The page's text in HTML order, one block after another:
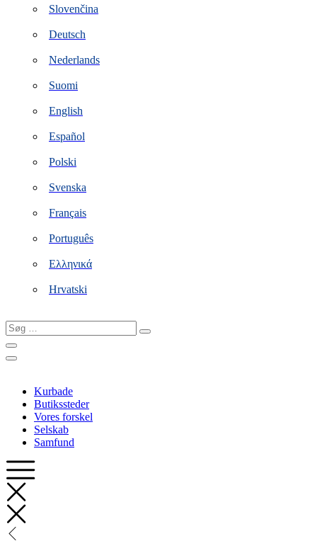
Slovenčina
Deutsch
Nederlands
Suomi
English
Español
Polski
Svenska
Français
Português
Ελληνικά
Hrvatski
Søg
…
Kurbade
Butikssteder
Vores forskel
Selskab
Samfund